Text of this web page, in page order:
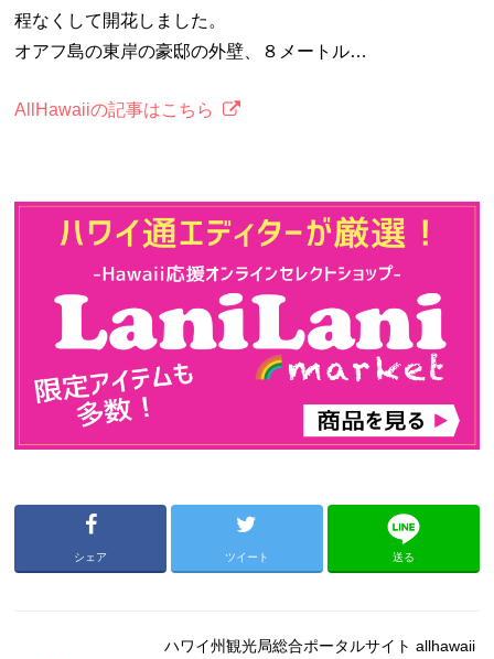
程なくして開花しました。
オアフ島の東岸の豪邸の外壁、８メートル…
AllHawaiiの記事はこちら
シェア ツイート 送る
ハワイ州観光局総合ポータルサイト allhawaii